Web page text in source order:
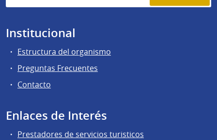
Institucional
Estructura del organismo
Preguntas Frecuentes
Contacto
Enlaces de Interés
Prestadores de servicios turisticos